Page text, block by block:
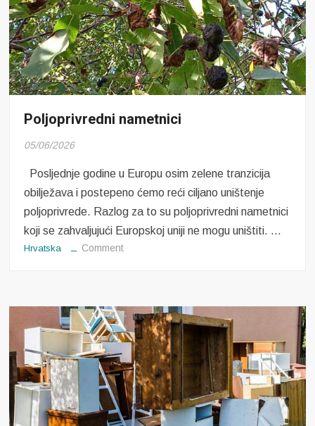
Poljoprivredni nametnici
05/06/2026
Posljednje godine u Europu osim zelene tranzicija
obilježava i postepeno ćemo reći ciljano uništenje
poljoprivrede. Razlog za to su poljoprivredni nametnici
koji se zahvaljujući Europskoj uniji ne mogu uništiti. …
Hrvatska Commenton